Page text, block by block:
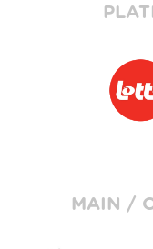
MAIN /